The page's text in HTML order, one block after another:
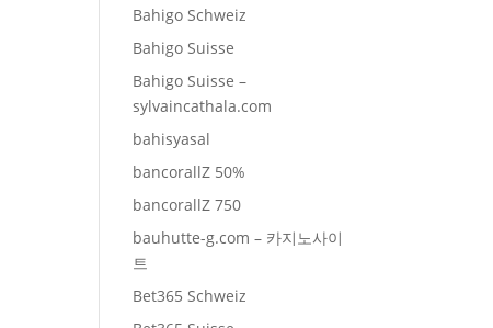
Bahigo Schweiz
Bahigo Suisse
Bahigo Suisse –
sylvaincathala.com
bahisyasal
bancorallZ 50%
bancorallZ 750
bauhutte-g.com – 카지노사이
트
Bet365 Schweiz